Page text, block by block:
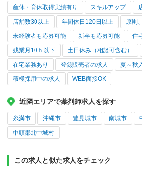
産休・育休取得実績有り スキルアップ
店舗数30以上 年間休日120日以上 原則
未経験者も応募可能 新卒も応募可能 住
残業月10ｈ以下 土日休み（相談可含む）
在宅業務あり 登録販売者の求人 夏～秋
積極採用中の求人 WEB面接OK
近隣エリアで薬剤師求人を探す
糸満市 沖縄市 豊見城市 南城市
中頭郡北中城村
この求人と似た求人をチェック